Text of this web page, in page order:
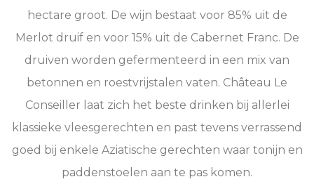
hectare groot. De wijn bestaat voor 85% uit de
Merlot druif en voor 15% uit de Cabernet Franc. De
druiven worden gefermenteerd in een mix van
betonnen en roestvrijstalen vaten. Château Le
Conseiller laat zich het beste drinken bij allerlei
klassieke vleesgerechten en past tevens verrassend
goed bij enkele Aziatische gerechten waar tonijn en
paddenstoelen aan te pas komen.